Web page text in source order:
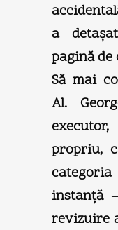
a
pagină de
Să mai
Al.
propriu,
instanţă
revizuire